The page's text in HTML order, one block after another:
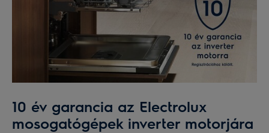
10 év garancia az Electrolux
mosogatógépek inverter motorjára